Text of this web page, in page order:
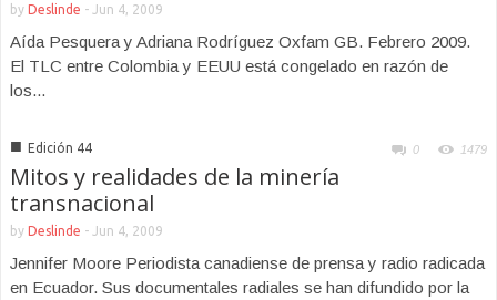
by Deslinde - Jun 4, 2009
Aída Pesquera y Adriana Rodríguez Oxfam GB. Febrero 2009.
El TLC entre Colombia y EEUU está congelado en razón de
los...
■ Edición 44 0 1479
Mitos y realidades de la minería
transnacional
by Deslinde - Jun 4, 2009
Jennifer Moore Periodista canadiense de prensa y radio radicada
en Ecuador. Sus documentales radiales se han difundido por la